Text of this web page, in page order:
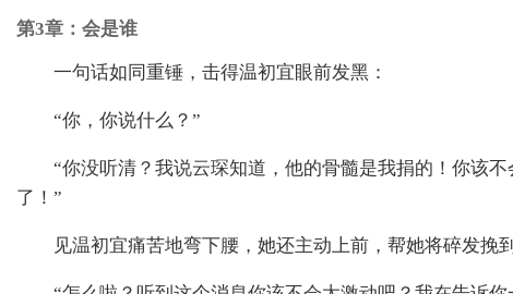
第3章：会是谁
一句话如同重锤，击得温初宜眼前发黑：
“你，你说什么？”
“你没听清？我说云琛知道，他的骨髓是我捐的！你该
了！”
见温初宜痛苦地弯下腰，她还主动上前，帮她将碎发挽到